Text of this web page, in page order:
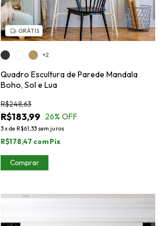
GRÁTIS
Quadro Escultura de Parede Mandala
Boho, Sol e Lua
R$183,99
R$248,63
26% OFF
3xde R$61,33 sem juros
R$178,47 com Pix
+2
Comprar